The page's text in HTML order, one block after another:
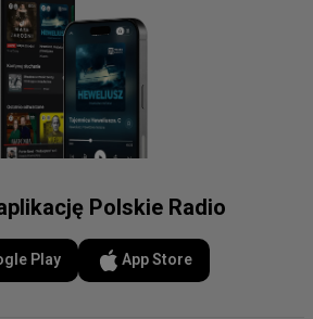
Polskie Radio
Play App Store